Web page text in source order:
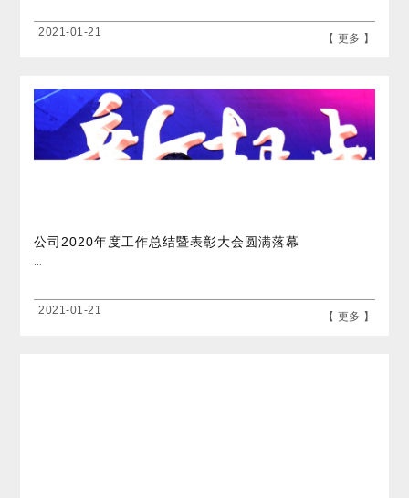
2021-01-21 【 更多 】
公司2020年度工作总结暨表彰大会圆满落幕
2021-01-21 【 更多 】